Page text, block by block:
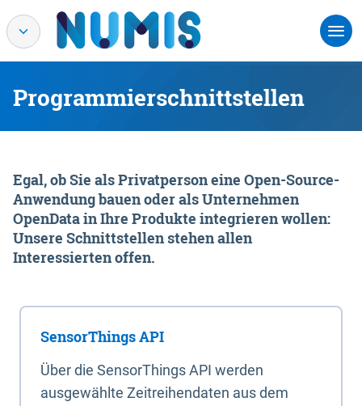
Programmierschnittstellen
Egal, ob Sie als Privatperson eine Open-Source-
Anwendung bauen oder als Unternehmen
OpenData in Ihre Produkte integrieren wollen:
Unsere Schnittstellen stehen allen
Interessierten offen.
SensorThings API
Über die SensorThings API werden
ausgewählte Zeitreihendaten aus dem